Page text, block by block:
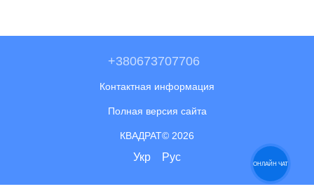
+380673707706
Контактная информация
Полная версия сайта
КВАДРАТ© 2026
Укр Рус
ОНЛАЙН ЧАТ